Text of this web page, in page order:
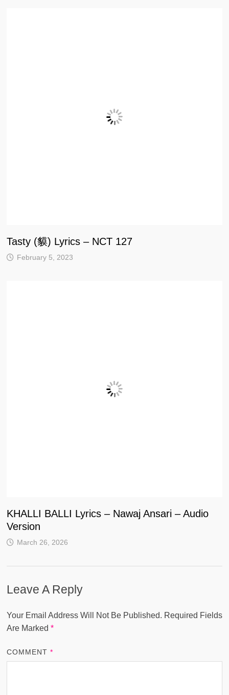
Tasty (貘) Lyrics – NCT 127
February 5, 2023
KHALLI BALLI Lyrics – Nawaj Ansari – Audio
Version
March 26, 2026
Leave A Reply
Your Email Address Will Not Be Published. Required Fields
Are Marked *
COMMENT*